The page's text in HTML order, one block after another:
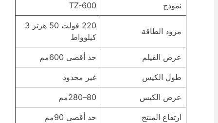
نموذج TZ-600
مزود الطاقة
220 فولت 50 هرتز 3
كيلوواط
عرض الفيلم حد أقصى 600مم
طول الكيس غير محدود
عرض الكيس
ارتفاع المنتج حد أقصى 90مم